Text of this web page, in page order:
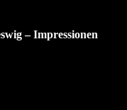
– Impressionen